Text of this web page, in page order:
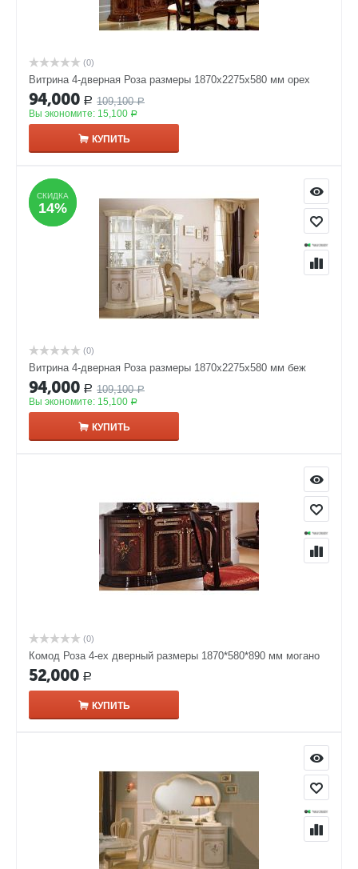
(0)
Витрина 4-дверная Роза размеры 1870x2275x580 мм орех
94,000 Р 109,100 Р
Вы экономите: 15,100 Р
КУПИТЬ
СКИДКА
14%
СКИДКА
14%
(0)
Витрина 4-дверная Роза размеры 1870x2275x580 мм беж
94,000 Р 109,100 Р
Вы экономите: 15,100 Р
КУПИТЬ
(0)
Комод Роза 4-ех дверный размеры 1870*580*890 мм могано
52,000 Р
КУПИТЬ